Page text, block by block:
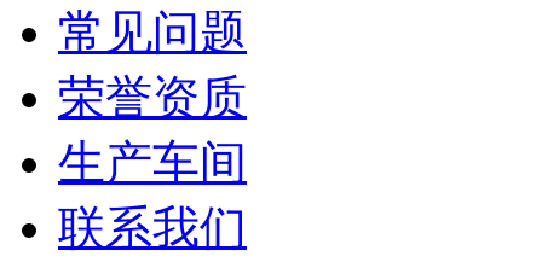
常见问题
荣誉资质
生产车间
联系我们